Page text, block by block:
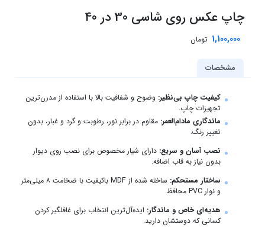
چاپ عکس روی شاسی 30 در 40
1,100,000 تومان
مشخصات
کیفیت چاپ بی‌نظیر: وضوح و شفافیت بالا با استفاده از مدرن‌ترین
تجهیزات چاپ.
ماندگاری مادام‌العمر: مقاوم در برابر نور، رطوبت و گرد و غبار، بدون
تغییر رنگ.
نصب آسان و سریع: دارای شیار مخصوص برای نصب روی دیوار
بدون نیاز به قاب اضافه.
ساختار مستحکم:
ساخته شده از MDF باکیفیت با ضخامت ۸ میلی‌متر
و نوار PVC محافظ.
هدیه‌ای خاص و ماندگار: ایده‌آل‌ترین انتخاب برای غافلگیر کردن
کسانی که دوستشان دارید.